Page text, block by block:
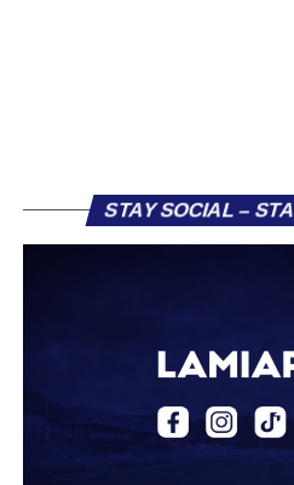
ευκαιρία, η Λαμία κατάφερε να
Το γκολ αυτό άλλαξε τη ροή
ψυχολογία στη Λαμία που
την κατοχή. Τα Τρίκαλα
χωρίς όμως να δημιουργούν
καθώς η άμυνα των παικτών
STAY SOCIAL –